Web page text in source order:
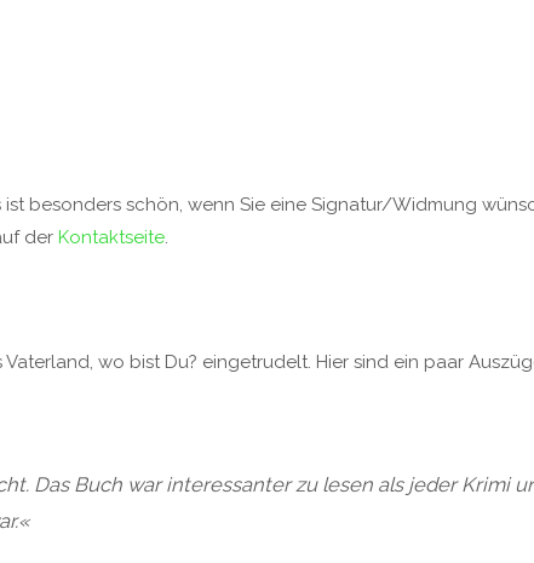
besonders schön, wenn Sie eine Signatur/Widmung
der Kontaktseite.
wo bist Du? eingetrudelt. Hier sind ein paar
Das Buch war interessanter zu lesen als jeder Krimi
«